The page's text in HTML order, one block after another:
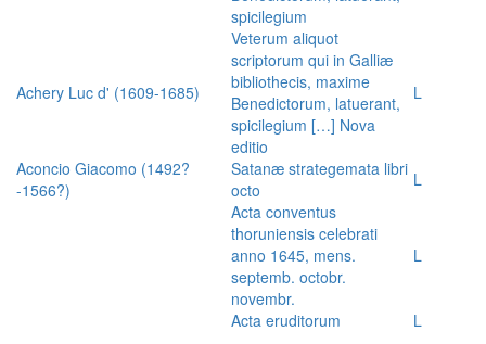
spicilegium
Achery Luc d' (1609-1685)
Veterum aliquot
scriptorum qui in Galliæ
bibliothecis, maxime
Benedictorum, latuerant,
spicilegium […] Nova
editio
L
Aconcio Giacomo (1492?
-1566?)
Satanæ strategemata libri
octo
L
Acta conventus
thoruniensis celebrati
anno 1645, mens.
septemb. octobr.
novembr.
L
Acta eruditorum
L